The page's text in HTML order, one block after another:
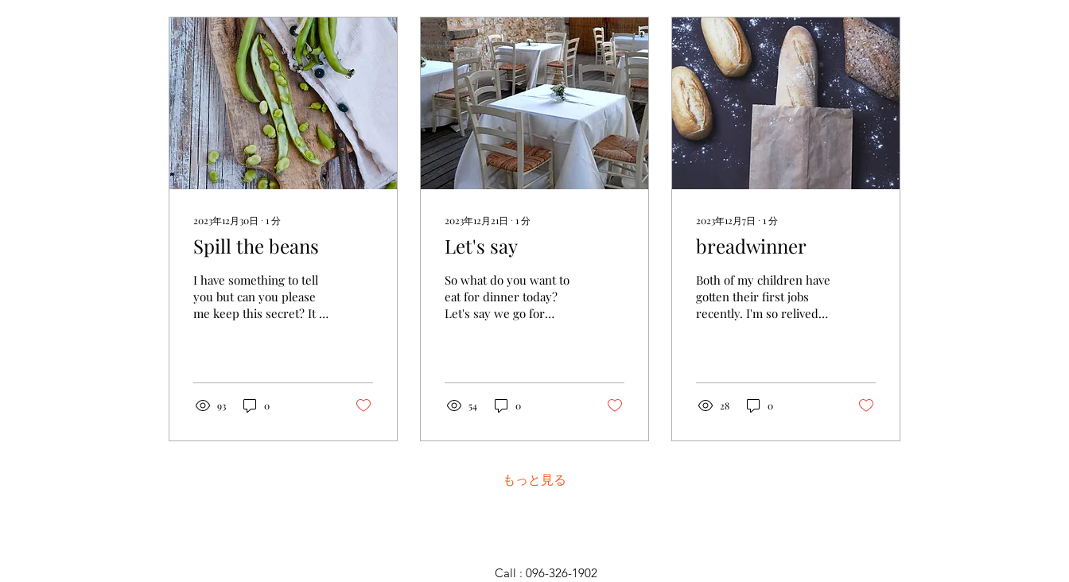
2023年12月30日 ∙ 1 分
Spill the beans
I have something to tell
you but can you please
me keep this secret? It is
93 0
2023年12月21日 ∙ 1 分
Let's say
So what do you want to
eat for dinner today?
Let's say we go for
54 0
2023年12月7日 ∙ 1 分
breadwinner
Both of my children have
gotten their first jobs
recently. I'm so relived
28 0
もっと見る
Call : 096-326-1902